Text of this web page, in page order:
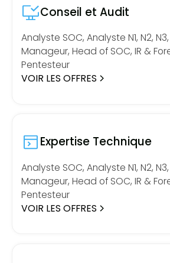
Conseil et Audit
Analyste SOC, Analyste N1, N2,
Manageur, Head of SOC, IR &
Pentesteur
VOIR LES OFFRES
Expertise Technique
Analyste SOC, Analyste N1, N2,
Manageur, Head of SOC, IR &
Pentesteur
VOIR LES OFFRES